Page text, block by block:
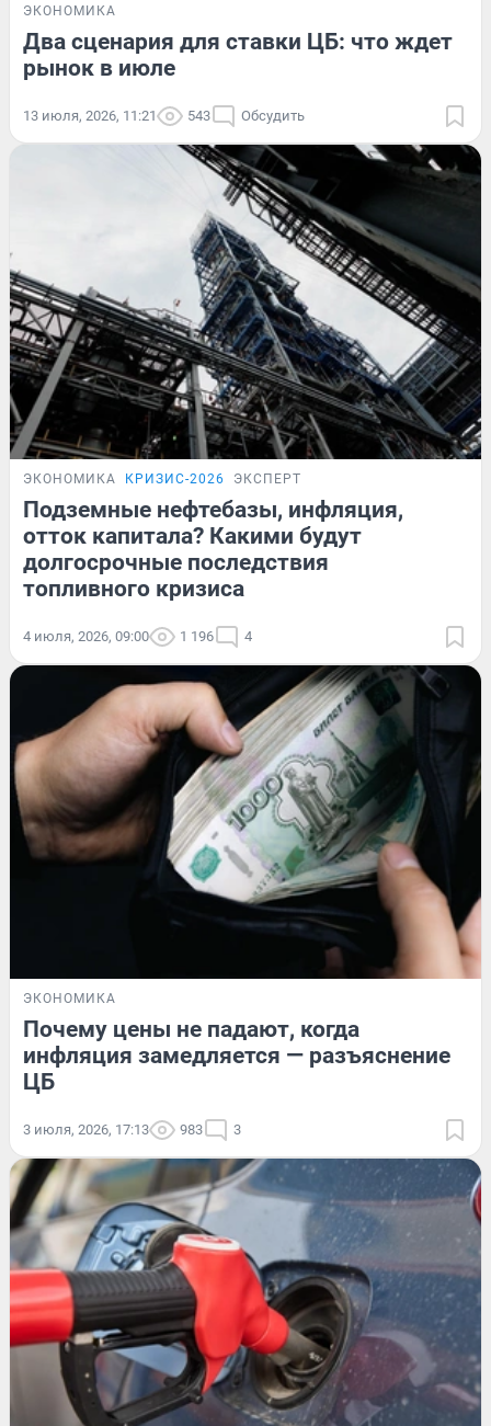
ЭКОНОМИКА
Два сценария для ставки ЦБ: что ждет
рынок в июле
13 июля, 2026, 11:21 543 Обсудить
ЭКОНОМИКА КРИЗИС-2026 ЭКСПЕРТ
Подземные нефтебазы, инфляция,
отток капитала? Какими будут
долгосрочные последствия
топливного кризиса
4 июля, 2026, 09:00 1 196 4
ЭКОНОМИКА
Почему цены не падают, когда
инфляция замедляется — разъяснение
ЦБ
3 июля, 2026, 17:13 983 3